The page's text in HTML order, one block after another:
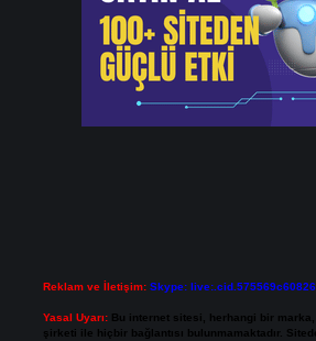
Reklam ve İletişim: Skype:
Yasal Uyarı: Bu internet sitesi, herhangi bir
şirketi ile hiçbir bağlantısı bulunmamaktadır.